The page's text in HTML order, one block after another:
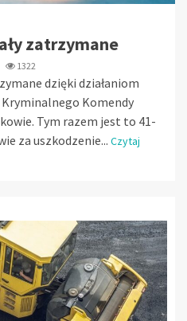
zatrzymane
1322
dzięki działaniom
Kryminalnego Komendy
Tym razem jest to 41-
za uszkodzenie... Czytaj